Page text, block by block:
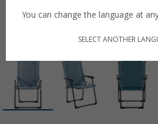
You can change the language at
SELECT ANOTHER